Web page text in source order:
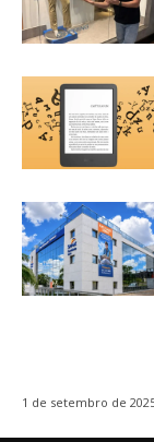
1 de setembro de